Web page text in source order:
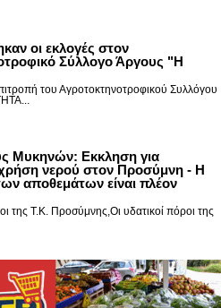
οι εκλογές στον
Σύλλογο Άργους "Η
του Αγροτοκτηνοτροφικού Συλλόγου
Μυκηνών: Εκκληση για
νερού στον Προσύμνη - Η
αποθεμάτων είναι πλέον
της Τ.Κ. Προσύμνης,Οι υδατικοί πόροι της